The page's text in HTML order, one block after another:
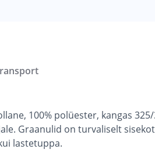
100% polüester, kangas
Graanulid on turvaliselt
lastetuppa.